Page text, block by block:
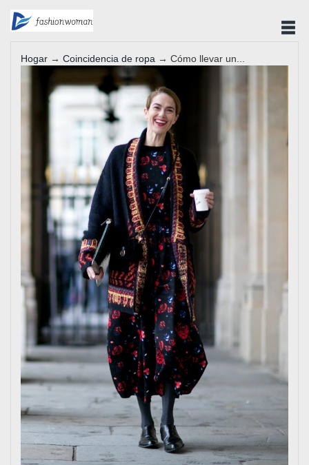
Hogar → Coincidencia de ropa → Cómo llevar un...